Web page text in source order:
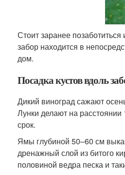
Стоит заранее
забор находится в
дом.
Посадка кустов вдоль
Дикий виноград сажают
Лунки делают на
срок.
Ямы глубиной 50–60 см
дренажный слой из битого
половиной ведра песка и